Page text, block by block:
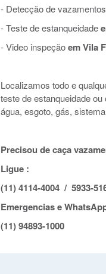
- Detecção de
- Teste de estanqueidade
- Video inspeçãoem Vila
Localizamos todo e
teste de estanqueidade
água, esgoto, gás,
Precisou de caça
Ligue :
(11) 4114-4004 / 5933-
Emergencias e
(11) 94893-1000